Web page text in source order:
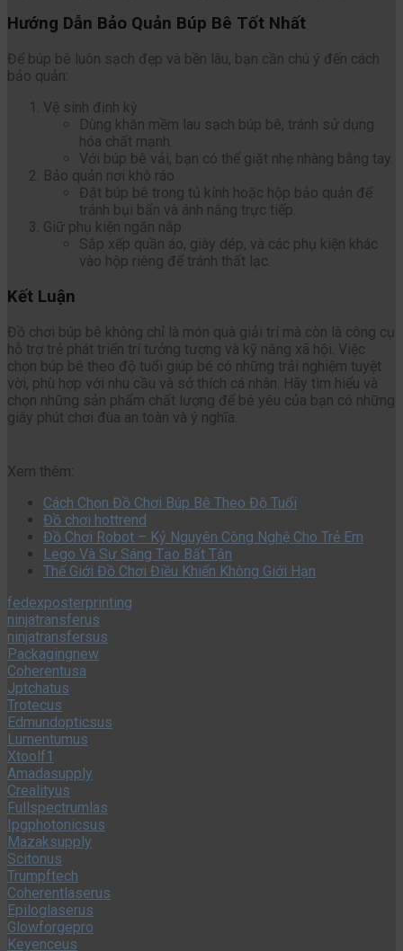
Hướng Dẫn Bảo Quản Búp Bê Tốt Nhất
Để búp bê luôn sạch đẹp và bền lâu, bạn cần chú ý đến cách
bảo quản:
Vệ sinh định kỳ
Dùng khăn mềm lau sạch búp bê, tránh sử dụng
hóa chất mạnh.
Với búp bê vải, bạn có thể giặt nhẹ nhàng bằng tay.
Bảo quản nơi khô ráo
Đặt búp bê trong tủ kính hoặc hộp bảo quản để
tránh bụi bẩn và ánh nắng trực tiếp.
Giữ phụ kiện ngăn nắp
Sắp xếp quần áo, giày dép, và các phụ kiện khác
vào hộp riêng để tránh thất lạc.
Kết Luận
Đồ chơi búp bê không chỉ là món quà giải trí mà còn là công cụ
hỗ trợ trẻ phát triển trí tưởng tượng và kỹ năng xã hội. Việc
chọn búp bê theo độ tuổi giúp bé có những trải nghiệm tuyệt
vời, phù hợp với nhu cầu và sở thích cá nhân. Hãy tìm hiểu và
chọn những sản phẩm chất lượng để bé yêu của bạn có những
giây phút chơi đùa an toàn và ý nghĩa.
Xem thêm:
Cách Chọn Đồ Chơi Búp Bê Theo Độ Tuổi
Đồ chơi hottrend
Đồ Chơi Robot – Kỷ Nguyên Công Nghệ Cho Trẻ Em
Lego Và Sự Sáng Tạo Bất Tận
Thế Giới Đồ Chơi Điều Khiển Không Giới Hạn
fedexposterprinting
ninjatransferus
ninjatransfersus
Packagingnew
Coherentusa
Jptchatus
Trotecus
Edmundopticsus
Lumentumus
Xtoolf1
Amadasupply
Crealityus
Fullspectrumlas
Ipgphotonicsus
Mazaksupply
Scitonus
Trumpftech
Coherentlaserus
Epiloglaserus
Glowforgepro
Keyenceus